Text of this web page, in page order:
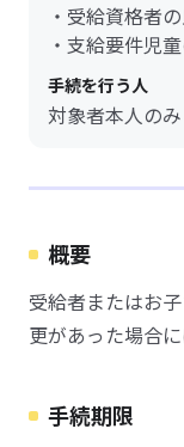
・受給資格者
・支給要件児
手続を行う人
対象者本人のみ
概要
受給者またはお
更があった場合
手続期限